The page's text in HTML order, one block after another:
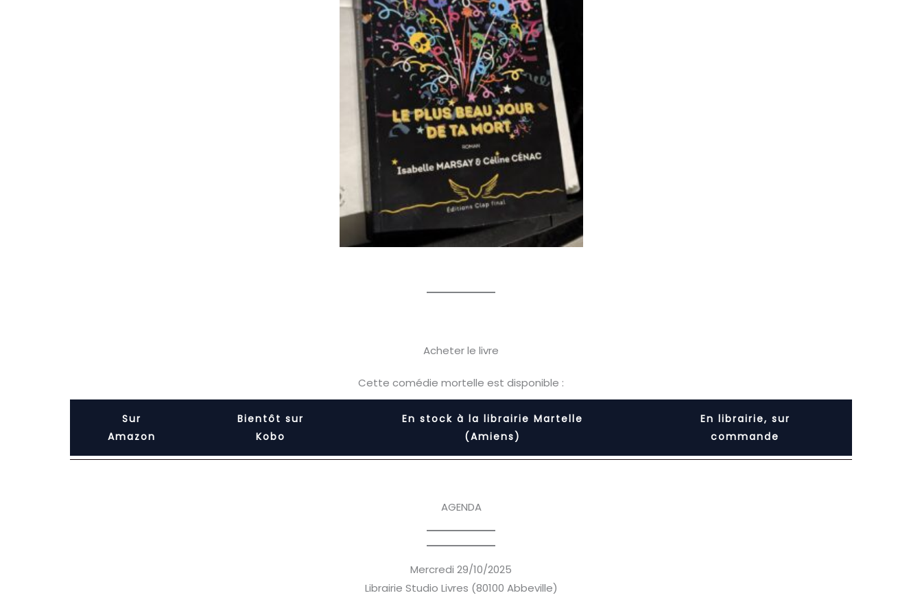
Acheter le livre
Cette comédie mortelle est disponible :
Sur
Amazon
Bientôt sur
Kobo
En stock à la librairie Martelle
(Amiens)
En librairie, sur
commande
AGENDA
Mercredi 29/10/2025
Librairie Studio Livres (80100 Abbeville)